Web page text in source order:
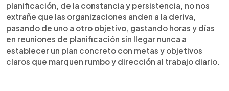
planificación, de la constancia y persistencia, no nos
extrañe que las organizaciones anden a la deriva,
pasando de uno a otro objetivo, gastando horas y días
en reuniones de planificación sin llegar nunca a
establecer un plan concreto con metas y objetivos
claros que marquen rumbo y dirección al trabajo diario.